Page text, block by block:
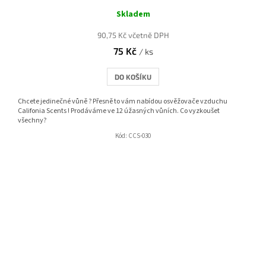
Skladem
90,75 Kč včetně DPH
75 Kč / ks
DO KOŠÍKU
Chcete jedinečné vůně ? Přesně to vám nabídou osvěžovače vzduchu
Califonia Scents ! Prodáváme ve 12 úžasných vůních. Co vyzkoušet
všechny?
Kód: CCS-030